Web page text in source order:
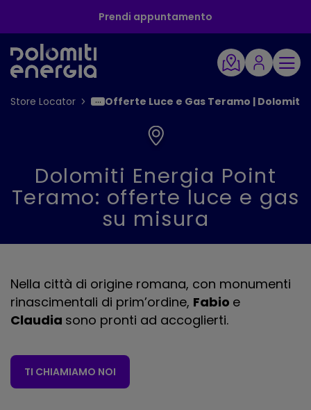
Prendi appuntamento
Store Locator Offerte Luce e Gas Teramo | Dolomiti
Dolomiti Energia Point
Teramo: offerte luce e gas
su misura
Nella città di origine romana, con monumenti
rinascimentali di prim’ordine, Fabio e
Claudia sono pronti ad accoglierti.
TI CHIAMIAMO NOI